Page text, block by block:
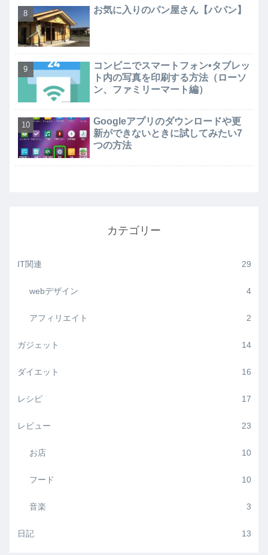
お気に入りのパン屋さん【パパン】
コンビニでスマートフォン•タブレッ
ト内の写真を印刷する方法（ローソ
ン、ファミリーマート編）
Googleアプリのダウンロードや更
新ができないときに試してみたい7
つの方法
カテゴリー
IT関連 29
webデザイン 4
アフィリエイト 2
ガジェット 14
ダイエット 16
レシピ 17
レビュー 23
お店 10
フード 10
音楽 3
日記 13